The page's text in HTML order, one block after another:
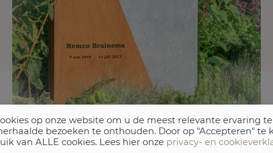
op onze website om u de meest relevante ervaring
bezoeken te onthouden. Door op "Accepteren" te
van ALLE cookies. Lees hier onze privacy- en